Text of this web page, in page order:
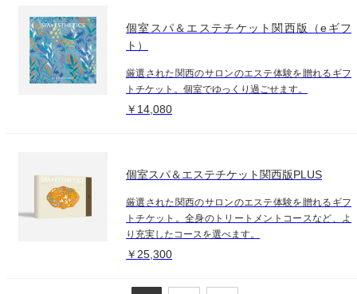
個室スパ＆エステチケット関西版（eギフ
ト）
厳選された関西のサロンのエステ体験を贈れるギフ
トチケット。個室でゆっくり過ごせます。
￥14,080
個室スパ＆エステチケット関西版PLUS
厳選された関西のサロンのエステ体験を贈れるギフ
トチケット。全身のトリートメントコースなど、よ
り充実したコースを選べます。
￥25,300